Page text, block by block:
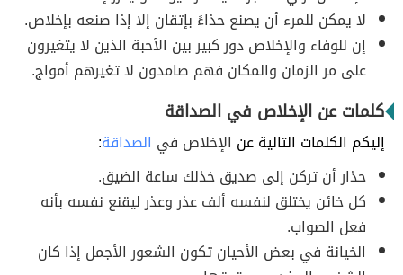
لا يمكن للمرء أن يصنع حذاءً بإتقان إلا إذا صنعه بإخلاص.
إن للوفاء والإخلاص دور كبير بين الأحبة الذين لا يتغيرون
على مر الزمان والمكان فهم صامدون لا تغيرهم أمواج.
كلمات عن الإخلاص في الصداقة
إليكم الكلمات التالية عن الإخلاص في الصداقة:
حذار أن تركن إلى صديق خذلك ساعة الضيق.
كل خائن يختلق لنفسه ألف عذر وعذر ليقنع نفسه بأنه
فعل الصواب.
الخيانة في بعض الأحيان تكون الشعور الأجمل إذا كان